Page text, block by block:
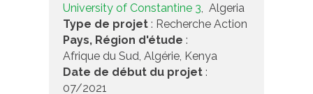
University of Constantine 3, Algeria
Type de projet : Recherche Action
Pays, Région d'étude :
Afrique du Sud, Algérie, Kenya
Date de début du projet :
07/2021